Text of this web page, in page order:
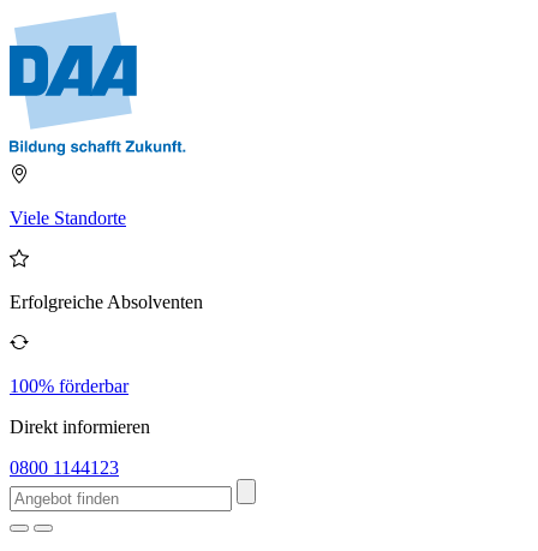
Viele Standorte
Erfolgreiche Absolventen
100% förderbar
Direkt informieren
0800 1144123